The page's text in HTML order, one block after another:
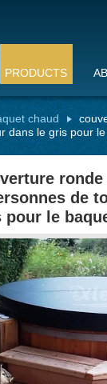
PRODUCTS
chaud
dans le gris pour
de
pour le